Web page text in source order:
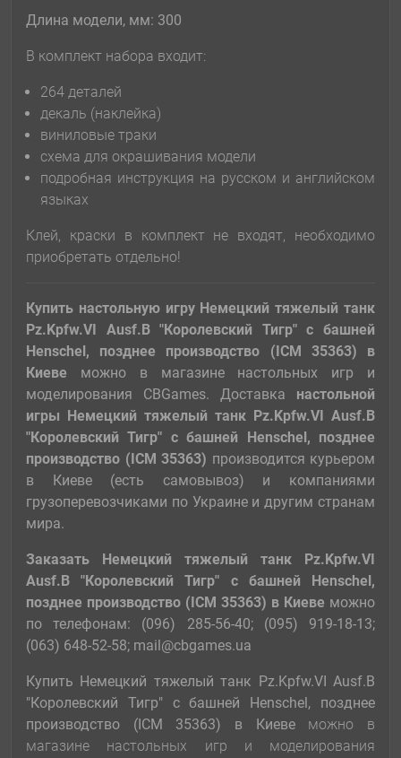
Длина модели, мм: 300
В комплект набора входит:
264 деталей
декаль (наклейка)
виниловые траки
схема для окрашивания модели
подробная инструкция на русском и английском
языках
Клей, краски в комплект не входят, необходимо
приобретать отдельно!
Купить настольную игру Немецкий тяжелый танк
Pz.Kpfw.VI Ausf.B "Королевский Тигр" с башней
Henschel, позднее производство (ICM 35363) в
Киеве можно в магазине настольных игр и
моделирования CBGames. Доставка настольной
игры Немецкий тяжелый танк Pz.Kpfw.VI Ausf.B
"Королевский Тигр" с башней Henschel, позднее
производство (ICM 35363) производится курьером
в Киеве (есть самовывоз) и компаниями
грузоперевозчиками по Украине и другим странам
мира.
Заказать Немецкий тяжелый танк Pz.Kpfw.VI
Ausf.B "Королевский Тигр" с башней Henschel,
позднее производство (ICM 35363) в Киеве можно
по телефонам: (096) 285-56-40; (095) 919-18-13;
(063) 648-52-58; mail@cbgames.ua
Купить Немецкий тяжелый танк Pz.Kpfw.VI Ausf.B
"Королевский Тигр" с башней Henschel, позднее
производство (ICM 35363) в Киевеможно в
магазине настольных игр и моделирования